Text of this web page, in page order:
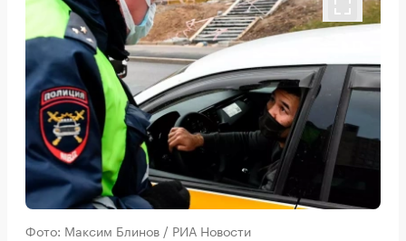
Фото: Максим Блинов / РИА Новости